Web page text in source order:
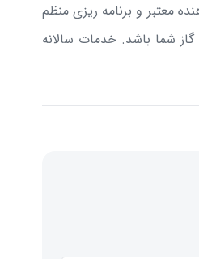
معتبر و برنامه ریزی منظم
شما باشد. خدمات سالانه